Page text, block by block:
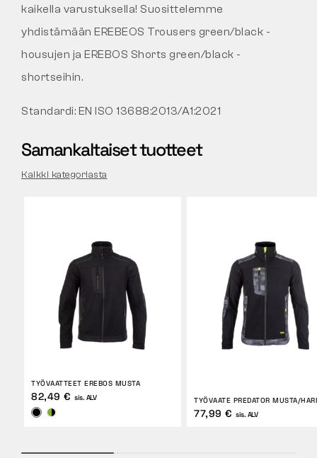
kaikella varustuksella! Suosittelemme
yhdistämään EREBEOS Trousers green/black -
housujen ja EREBOS Shorts green/black -
shortseihin.
Standardi: EN ISO 13688:2013/A1:2021
Samankaltaiset tuotteet
Kaikki kategoriasta
TYÖVAATTEET EREBOS MUSTA
82,49 € sis. ALV TYÖVAATE PREDATOR MUSTA/
77,99 € sis. ALV